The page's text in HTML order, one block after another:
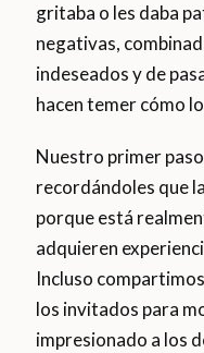
gritaba o les daba
negativas,
indeseados y de
hacen temer cómo
Nuestro primer
recordándoles que
porque está
adquieren
Incluso
los invitados para
impresionado a los